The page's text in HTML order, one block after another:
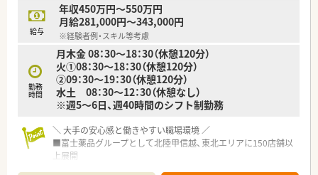
【求人情報について】
■正社員の募集で、想定年収は550万円から650万円となり、ご
経験のある方は600万円以上も相談可能です。
■時間外手当は1分単位で支給されるためサービス残業はなく、
働いた分だけしっかりと給与に反映されます。
■年に1回の昇給と年に2回の賞与支給があり、やりがいを持っ
て長く勤務を続けることができる求人情報です。
給与
年収450万円～550万円
月給281,000円～343,000円
※経験者例・スキル等考慮
勤務
時間
月木金 08：30～18：30（休憩120分）
火①08：30～18：30（休憩120分）
②09：30～19：30（休憩120分）
水土 08：30～12：30（休憩なし）
※週5～6日、週40時間のシフト制勤務
＼ 大手の安心感と働きやすい職場環境 ／
■富士薬品グループとして北陸甲信越、東北エリアに150店舗以
上展開